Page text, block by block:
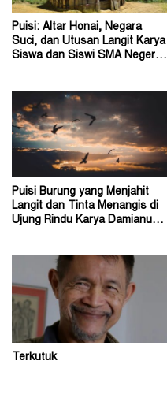
Puisi: Altar Honai, Negara
Suci, dan Utusan Langit Karya
Siswa dan Siswi SMA Negeri 1
Puisi Burung yang Menjahit
Langit dan Tinta Menangis di
Ujung Rindu Karya Damianus
Terkutuk